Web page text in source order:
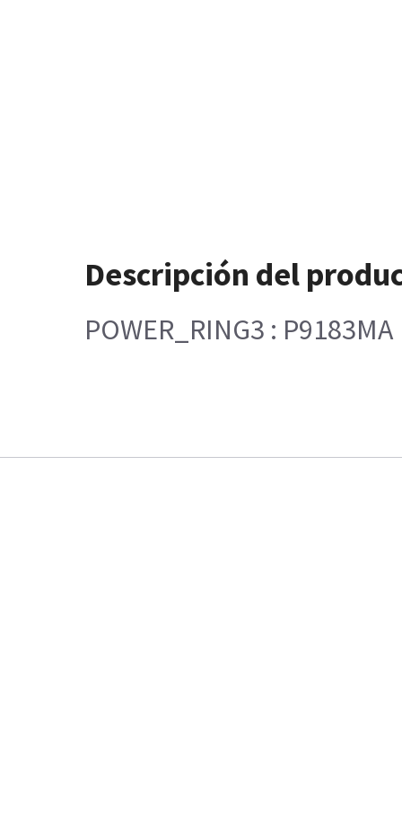
Descripción del
POWER_RING3 : P9183MA